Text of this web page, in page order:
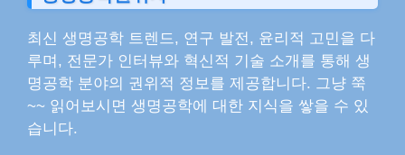
최신 생명공학 트렌드, 연구 발전, 윤리적 고민을 다
루며, 전문가 인터뷰와 혁신적 기술 소개를 통해 생
명공학 분야의 권위적 정보를 제공합니다. 그냥 쭉
~~ 읽어보시면 생명공학에 대한 지식을 쌓을 수 있
습니다.